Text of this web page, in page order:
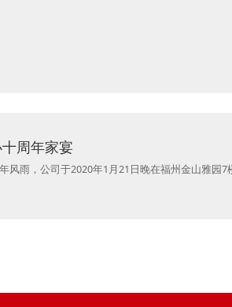
周年家宴
风雨，公司于2020年1月21日晚在福州金山雅园